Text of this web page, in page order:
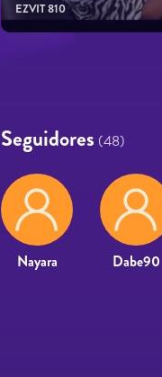
EZVIT 810
Seguidores (48)
Nayara Dabe90